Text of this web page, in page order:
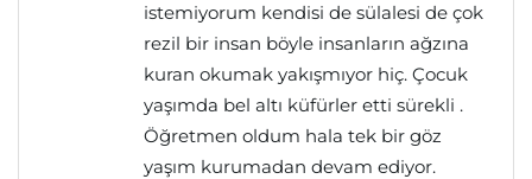
istemiyorum kendisi de sülalesi de çok
rezil bir insan böyle insanların ağzına
kuran okumak yakışmıyor hiç. Çocuk
yaşımda bel altı küfürler etti sürekli .
Öğretmen oldum hala tek bir göz
yaşım kurumadan devam ediyor.